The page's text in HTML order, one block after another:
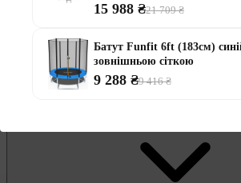
15 988 ₴21 709 ₴
Батут Funfit 6ft (183см)
зовнішньою сіткою
9 288 ₴9 416 ₴